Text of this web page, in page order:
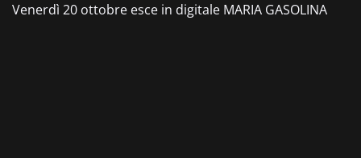
Venerdì 20 ottobre esce in digitale MARIA GASOLINA